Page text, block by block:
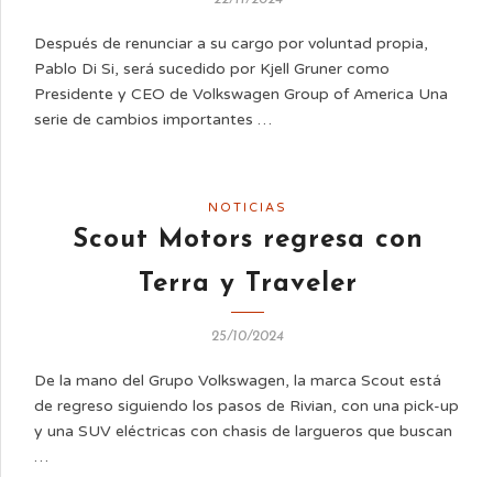
Después de renunciar a su cargo por voluntad propia,
Pablo Di Si, será sucedido por Kjell Gruner como
Presidente y CEO de Volkswagen Group of America Una
serie de cambios importantes …
NOTICIAS
Scout Motors regresa con
Terra y Traveler
25/10/2024
De la mano del Grupo Volkswagen, la marca Scout está
de regreso siguiendo los pasos de Rivian, con una pick-up
y una SUV eléctricas con chasis de largueros que buscan
…